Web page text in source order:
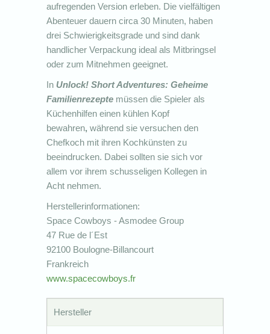
aufregenden Version erleben. Die vielfältigen
Abenteuer dauern circa 30 Minuten, haben
drei Schwierigkeitsgrade und sind dank
handlicher Verpackung ideal als Mitbringsel
oder zum Mitnehmen geeignet.
In Unlock! Short Adventures: Geheime
Familienrezepte müssen die Spieler als
Küchenhilfen einen kühlen Kopf
bewahren,während sie versuchen den
Chefkoch mit ihren Kochkünsten zu
beeindrucken. Dabei sollten sie sich vor
allem vor ihrem schusseligen Kollegen in
Acht nehmen.
Herstellerinformationen:
Space Cowboys - Asmodee Group
47 Rue de l´Est
92100 Boulogne-Billancourt
Frankreich
www.spacecowboys.fr
Hersteller